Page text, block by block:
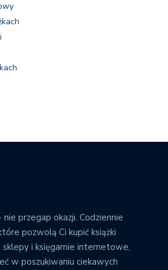
przegap okazji. Codziennie
pozwolą Ci kupić książki
i księgarnie internetowe,
w poszukiwaniu ciekawych